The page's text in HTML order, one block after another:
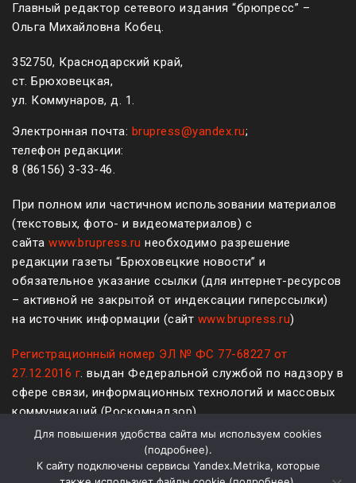
Главный редактор сетевого издания “брюпресс” –
Ольга Михайловна Кобец.
352750, Краснодарский край,
ст. Брюховецкая,
ул. Коммунаров, д. 1.
Электронная почта: brupress@yandex.ru;
телефон редакции:
8 (861 56) 3-33-46.
При полном или частичном использовании материалов
(текстовых, фото- и видеоматериалов) с
сайта www.brupress.ru необходимо разрешение
редакции газеты “Брюховецкие новости” и
обязательное указание ссылки (для интернет-ресурсов
– активной не закрытой от индексации гиперссылки)
на источник информации (сайт www.brupress.ru)
Регистрационный номер ЭЛ № ФС 77-68227 от
27.12.2016 г. выдан Федеральной службой по надзору в
сфере связи, информационных технологий и массовых
коммуникаций (Роскомнадзор)
Политика конфиденциальности и защиты информации
Для повышения удобства сайта мы используем cookies
(подробнее).
К сайту подключены сервисы Yandex.Metrika, которые